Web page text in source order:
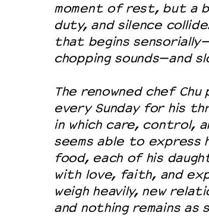
moment of rest, but a
duty, and silence
that begins
chopping sounds—and
The renowned chef
every Sunday for his
in which care, control,
seems able to express
food, each of his
with love, faith, and
weigh heavily, new
and nothing remains